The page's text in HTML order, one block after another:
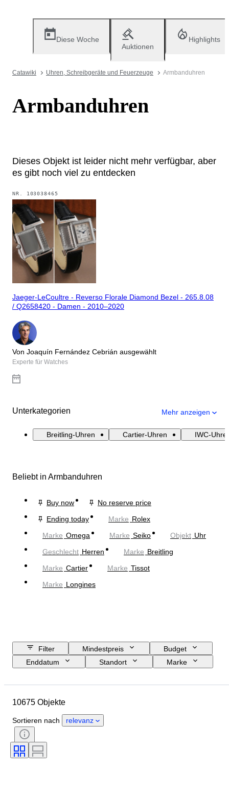
Diese Woche
Auktionen
Highlights
Catawiki Uhren, Schreibgeräte und Feuerzeuge Armbanduhren
Armbanduhren
Dieses Objekt ist leider nicht mehr verfügbar, aber
es gibt noch viel zu entdecken
NR. 103038465
Jaeger-LeCoultre - Reverso Florale Diamond Bezel - 265.8.08
/ Q2658420 - Damen - 2010–2020
Von Joaquín Fernández Cebrián ausgewählt
Experte für Watches
Unterkategorien Mehr anzeigen
Breitling-Uhren Cartier-Uhren IWC-
Beliebt in Armbanduhren
Buy now
No reserve price
Ending today
Marke Rolex
Marke Omega Marke Seiko Objekt Uhr
Geschlecht Herren Marke Breitling
Marke Cartier Marke Tissot
Marke Longines
Filter Mindestpreis
Budget
Enddatum
Standort
Marke
Herkunftsland
Geschlecht
Zustand
Periode
Zertifikat
Auflage
Uhrwerk
10675 Objekte
Sortieren nach relevanz